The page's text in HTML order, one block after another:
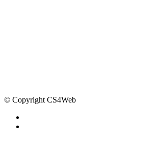
© Copyright CS4Web